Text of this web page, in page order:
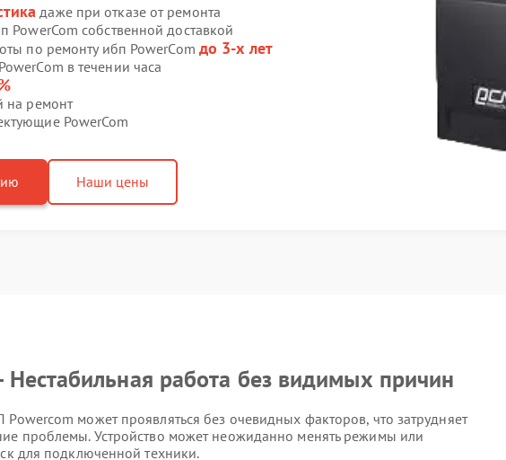
даже при отказе от ремонта
PowerCom собственной доставкой
по ремонту ибп PowerCom до 3-х лет
в течении часа
на ремонт
PowerCom
Наши цены
работа без видимых причин
может проявляться без очевидных факторов, что затрудняет
проблемы. Устройство может неожиданно менять режимы или
для подключенной техники.